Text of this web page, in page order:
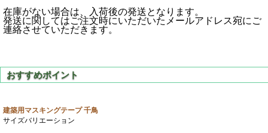
在庫がない場合は、入荷後の発送となります。
発送に関してはご注文時にいただいたメールアドレス宛にご
連絡させていただきます。
建築用マスキングテープ 千鳥
サイズバリエーション